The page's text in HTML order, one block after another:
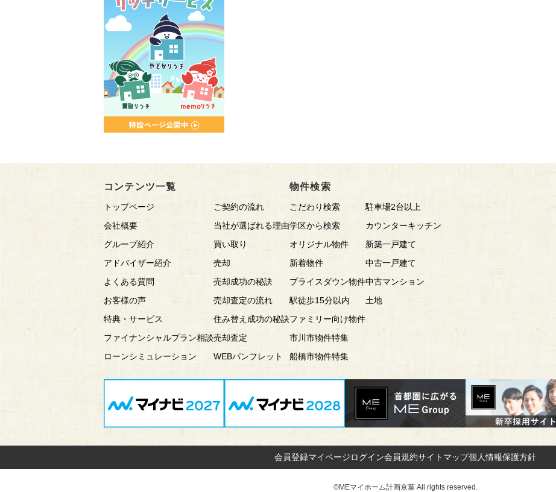
コンテンツ一覧
トップページ
会社概要
グループ紹介
アドバイザー紹介
よくある質問
お客様の声
特典・サービス
ファイナンシャルプラン相談
ローンシミュレーション
ご契約の流れ
当社が選ばれる理由
買い取り
売却
売却成功の秘訣
売却査定の流れ
住み替え成功の秘訣
売却査定
WEBパンフレット
物件検索
こだわり検索
学区から検索
オリジナル物件
新着物件
プライスダウン物件
駅徒歩15分以内
ファミリー向け物件
市川市物件特集
船橋市物件特集
駐車場2台以上
カウンターキッチン
新築一戸建て
中古一戸建て
中古マンション
土地
会員登録マイページログイン会員規約サイトマップ個人情報保護方針
©MEマイホーム計画京葉 All rights reserved.